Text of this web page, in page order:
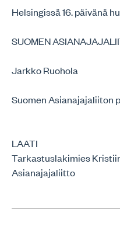
Helsingissä 16. päivänä
SUOMEN
Jarkko Ruohola
Suomen Asianajajaliiton
LAATI
Tarkastuslakimies
Asianajajaliitto